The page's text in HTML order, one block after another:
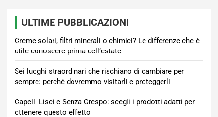
ULTIME PUBBLICAZIONI
Creme solari, filtri minerali o chimici? Le differenze che è
utile conoscere prima dell’estate
Sei luoghi straordinari che rischiano di cambiare per
sempre: perché dovremmo visitarli e proteggerli
Capelli Lisci e Senza Crespo: scegli i prodotti adatti per
ottenere questo effetto